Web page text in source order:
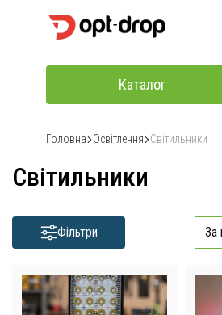
Каталог
Головна Освітлення Світильники
Світильники
Фільтри За